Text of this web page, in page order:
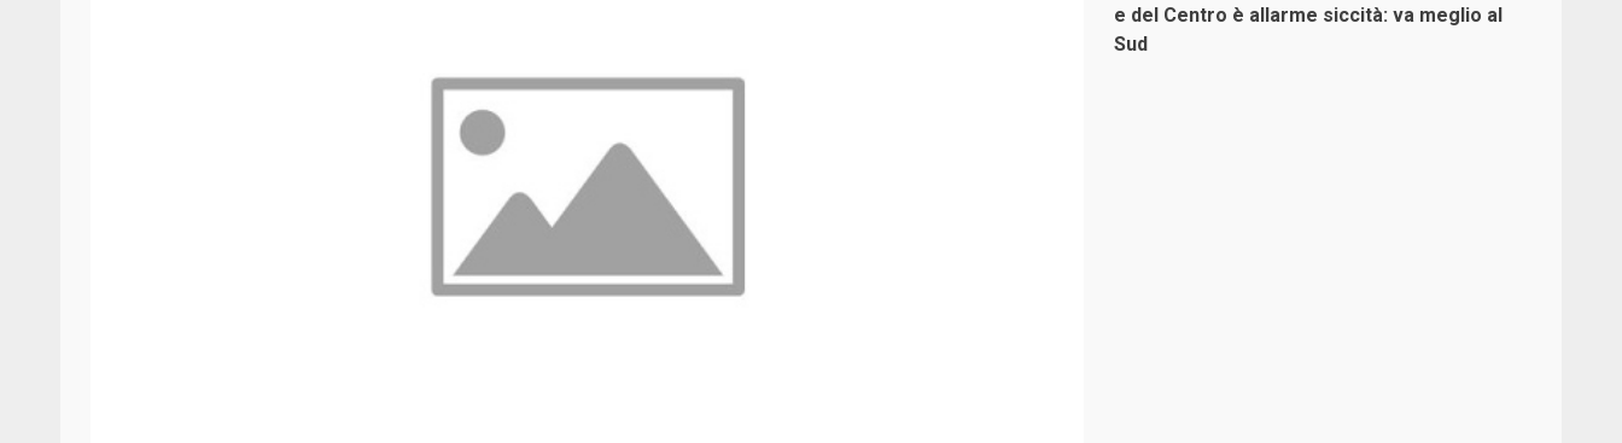
e del Centro è allarme siccità: va meglio al
Sud